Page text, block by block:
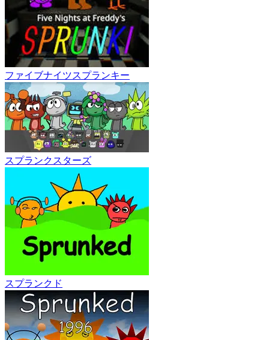
ファイブナイツスプランキー
スプランクスターズ
スプランクド